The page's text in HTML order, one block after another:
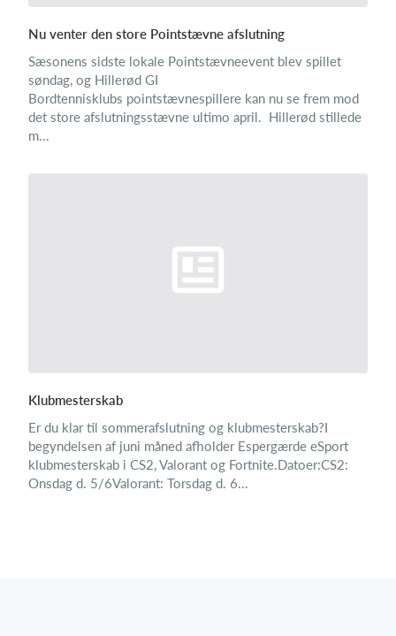
Nu venter den store Pointstævne afslutning
Sæsonens sidste lokale Pointstævneevent blev spillet
søndag, og Hillerød GI
Bordtennisklubs pointstævnespillere kan nu se frem mod
det store afslutningsstævne ultimo april. Hillerød stillede
m...
Klubmesterskab
Er du klar til sommerafslutning og klubmesterskab?I
begyndelsen af juni måned afholder Espergærde eSport
klubmesterskab i CS2, Valorant og Fortnite.Datoer:CS2:
Onsdag d. 5/6Valorant: Torsdag d. 6...